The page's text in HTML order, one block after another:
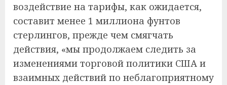
воздействие на тарифы, как ожидается,
составит менее 1 миллиона фунтов
стерлингов, прежде чем смягчать
действия, «мы продолжаем следить за
изменениями торговой политики США и
взаимных действий по неблагоприятному